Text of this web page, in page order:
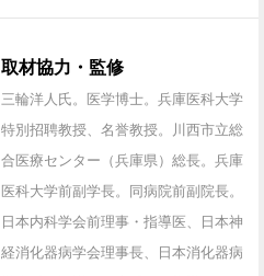
取材協力・監修
三輪洋人氏。医学博士。兵庫医科大学
特別招聘教授、名誉教授。川西市立総
合医療センター（兵庫県）総長。兵庫
医科大学前副学長。同病院前副院長。
日本内科学会前理事・指導医、日本神
経消化器病学会理事長、日本消化器病